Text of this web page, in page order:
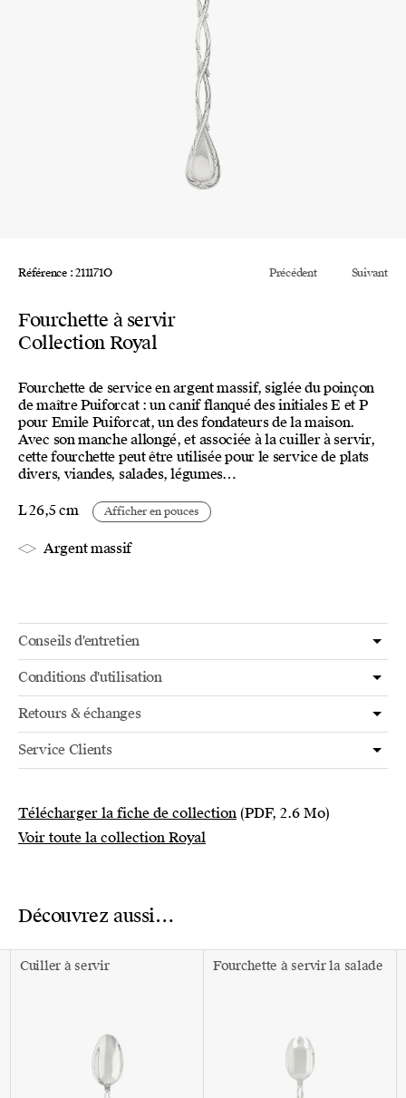
Référence : 211171O Précédent Suivant
Fourchette à servir
Collection Royal
Fourchette de service en argent massif, siglée du poinçon
de maître Puiforcat : un canif flanqué des initiales E et P
pour Emile Puiforcat, un des fondateurs de la maison.
Avec son manche allongé, et associée à la cuiller à servir,
cette fourchette peut être utilisée pour le service de plats
divers, viandes, salades, légumes…
L 26,5 cm Afficher en pouces
Argent massif
Conseils d'entretien
Conditions d'utilisation
Retours & échanges
Service Clients
Télécharger la fiche de collection (PDF, 2.6 Mo)
Voir toute la collection Royal
Découvrez aussi…
Cuiller à servir Fourchette à servir la salade